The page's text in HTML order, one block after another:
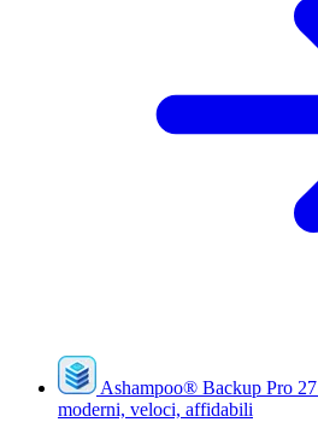
Ashampoo® Backup Pro 27
moderni, veloci, affidabili